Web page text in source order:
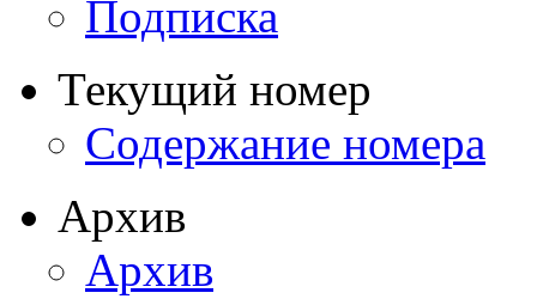
Подписка
Текущий номер
Содержание номера
Архив
Архив